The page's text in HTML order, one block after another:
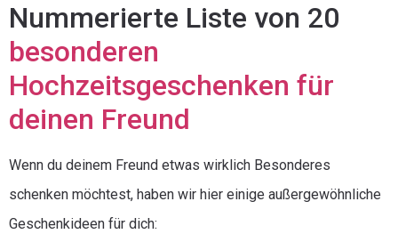
Nummerierte Liste von 20
besonderen
Hochzeitsgeschenken für
deinen Freund
Wenn du deinem Freund etwas wirklich Besonderes
schenken möchtest, haben wir hier einige außergewöhnliche
Geschenkideen für dich: